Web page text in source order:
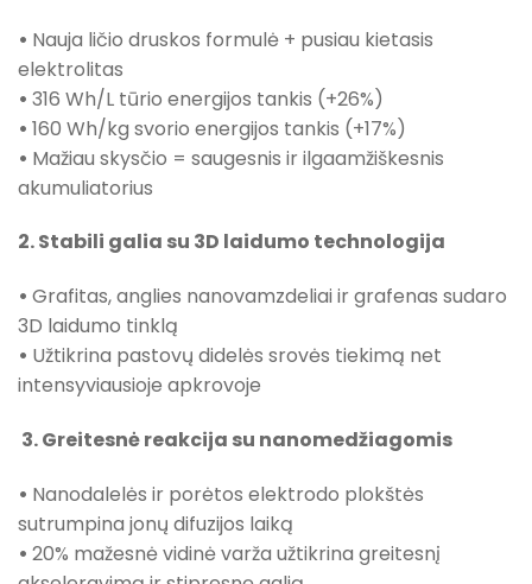
• Nauja ličio druskos formulė + pusiau kietasis
elektrolitas
• 316 Wh/L tūrio energijos tankis (+26%)
• 160 Wh/kg svorio energijos tankis (+17%)
• Mažiau skysčio = saugesnis ir ilgaamžiškesnis
akumuliatorius
2. Stabili galia su 3D laidumo technologija
• Grafitas, anglies nanovamzdeliai ir grafenas sudaro
3D laidumo tinklą
• Užtikrina pastovų didelės srovės tiekimą net
intensyviausioje apkrovoje
3. Greitesnė reakcija su nanomedžiagomis
• Nanodalelės ir porėtos elektrodo plokštės
sutrumpina jonų difuzijos laiką
• 20% mažesnė vidinė varža užtikrina greitesnį